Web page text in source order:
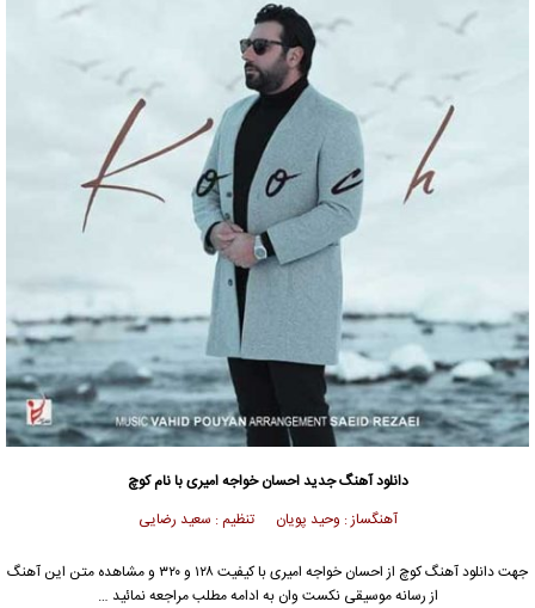
دانلود آهنگ جدیداحسان خواجه امیریبا نام کوچ
آهنگساز : وحید پویان تنظیم : سعید رضایی
جهت دانلود آهنگ کوچ از احسان خواجه امیری
با کیفیت ۱۲۸ و ۳۲۰ و مشاهده متن این آهنگ
از رسانه موسیقی نکست وان به ادامه مطلب مراجعه نمائید …